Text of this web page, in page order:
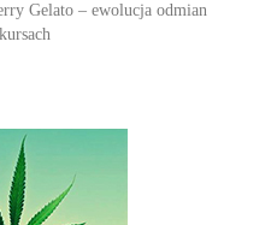
Gelato – ewolucja odmian